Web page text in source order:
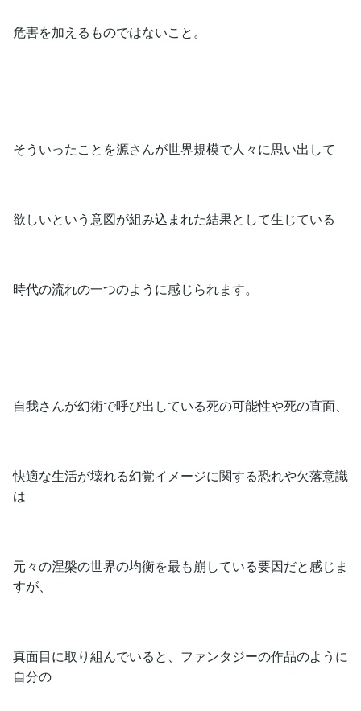
危害を加えるものではないこと。
そういったことを源さんが世界規模で人々に思い出して
欲しいという意図が組み込まれた結果として生じている
時代の流れの一つのように感じられます。
自我さんが幻術で呼び出している死の可能性や死の直面、
快適な生活が壊れる幻覚イメージに関する恐れや欠落意識
は
元々の涅槃の世界の均衡を最も崩している要因だと感じま
すが、
真面目に取り組んでいると、ファンタジーの作品のように
自分の